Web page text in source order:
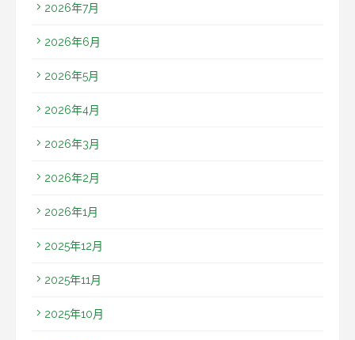
2026年7月
2026年6月
2026年5月
2026年4月
2026年3月
2026年2月
2026年1月
2025年12月
2025年11月
2025年10月